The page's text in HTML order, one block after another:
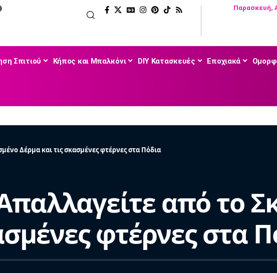
Παρασκευή,
Σπιτιού Κήπος και Μπαλκόνι DIY Κατασκευές Εποχιακά
Δέρμα και τις σκασμένες φτέρνες στα Πόδια
από το
φτέρνες στα